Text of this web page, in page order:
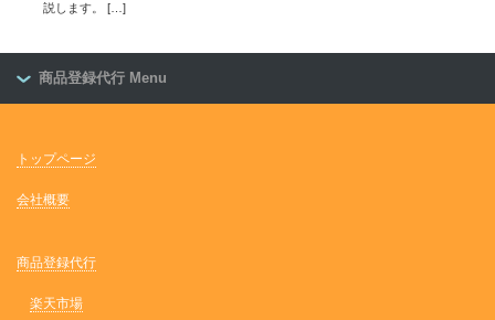
説します。
[…]
商品登録代行 Menu
トップページ
会社概要
商品登録代行
楽天市場